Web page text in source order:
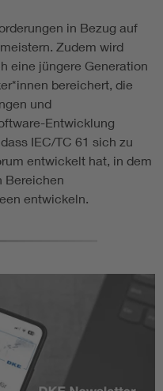
in Bezug auf
Zudem wird
eine jüngere Generation
bereichert, die
und
Entwicklung
IEC/TC 61 sich zu
entwickelt hat, in dem
Bereichen
entwickeln.